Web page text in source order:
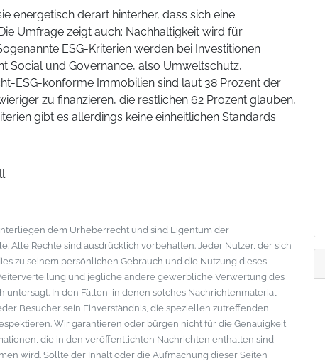
energetisch derart hinterher, dass sich eine
Umfrage zeigt auch: Nachhaltigkeit wird für
ESG-Kriterien werden bei Investitionen
Social und Governance, also Umweltschutz,
ESG-konforme Immobilien sind laut 38 Prozent der
zu finanzieren, die restlichen 62 Prozent glauben,
gibt es allerdings keine einheitlichen Standards.
dem Urheberrecht und sind Eigentum der
Alle Rechte sind ausdrücklich vorbehalten. Jeder Nutzer, der sich
zu seinem persönlichen Gebrauch und die Nutzung dieses
und jegliche andere gewerbliche Verwertung des
In den Fällen, in denen solches Nachrichtenmaterial
Besucher sein Einverständnis, die speziellen zutreffenden
Wir garantieren oder bürgen nicht für die Genauigkeit
die in den veröffentlichten Nachrichten enthalten sind,
wird. Sollte der Inhalt oder die Aufmachung dieser Seiten